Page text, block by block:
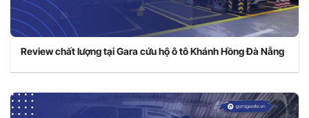
Review chất lượng tại Gara cứu hộ ô tô Khánh Hồng Đà Nẵng